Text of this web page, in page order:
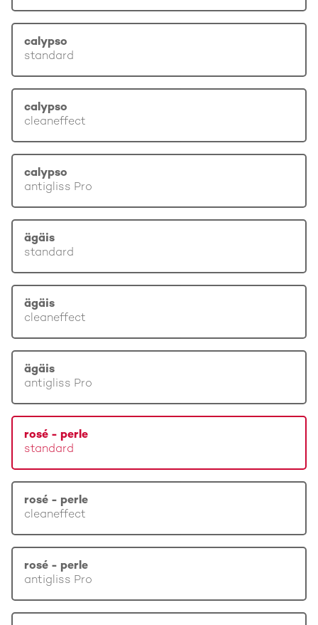
calypso
standard
calypso
cleaneffect
calypso
antigliss Pro
ägäis
standard
ägäis
cleaneffect
ägäis
antigliss Pro
rosé - perle
standard
rosé - perle
cleaneffect
rosé - perle
antigliss Pro